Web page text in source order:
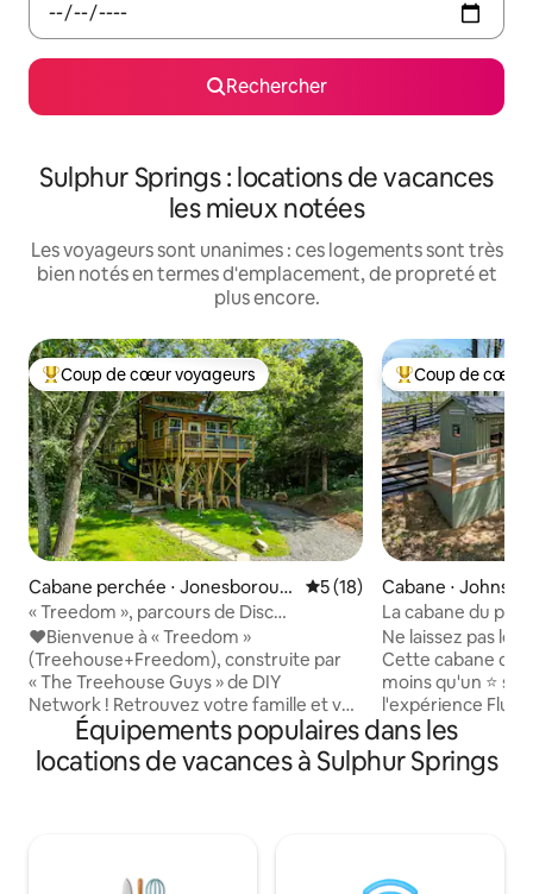
Rechercher
Sulphur Springs : locations de vacances
les mieux notées
Les voyageurs sont unanimes : ces logements sont très
bien notés en termes d'emplacement, de propreté et
plus encore.
Coups de cœur voyageurs les plus appréciés
Coup de cœur voyageurs
Cabane perchée ⋅ Jonesboroug
h
Évaluation moyenne sur la
5 (18)
« Treedom », parcours de Disc
Golf + jacuzzi + arcade + foyer
❤️Bienvenue à « Treedom »
(Treehouse+Freedom), construite par
« The Treehouse Guys » de DIY
Network ! Retrouvez votre famille et vos
amis dans un lieu personnalisé, unique,
romantique et patriotique, dans les
arbres ! Sur un terrain de 27 acres,
de la ferme, de nourrir les poules et de
Coups de cœur
Coup de cœur
Cabane ⋅
La cabane du
Ne laissez pas le
Cette cabane de
moins qu'un ⭐️ séjour de 5. Une partie de
l'expérience
Déconnectez-
la solitude de la
de la ville. Foyer extérieur au gaz.
la basse-cour
Équipements populaires dans les
locations de vacances à Sulphur Springs